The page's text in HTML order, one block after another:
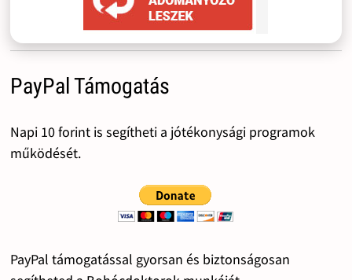
PayPal Támogatás
Napi 10 forint is segítheti a jótékonysági programok
működését.
PayPal támogatással gyorsan és biztonságosan